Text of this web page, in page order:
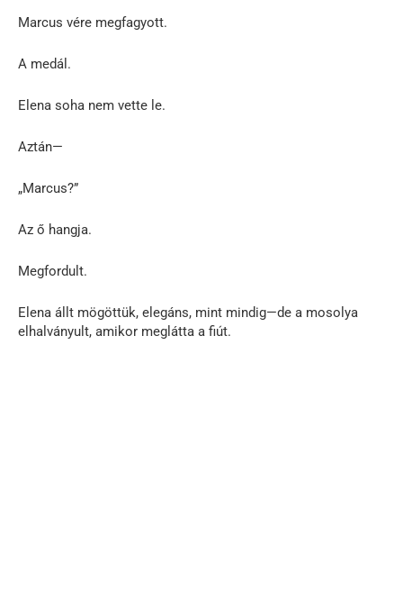
Marcus vére megfagyott.
A medál.
Elena soha nem vette le.
Aztán—
„Marcus?”
Az ő hangja.
Megfordult.
Elena állt mögöttük, elegáns, mint mindig—de a mosolya
elhalványult, amikor meglátta a fiút.